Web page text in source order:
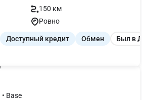
150 км
Ровно
Доступный кредит Обмен
Был в
I01 • 33.2 kWh (170 к.с.) • Base